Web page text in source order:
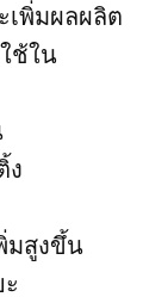
เพิ่มผลผลิต
ช้ใน
ง
มสูงขึ้น